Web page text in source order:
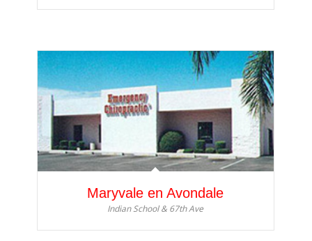
Maryvale en Avondale
Indian School & 67th Ave